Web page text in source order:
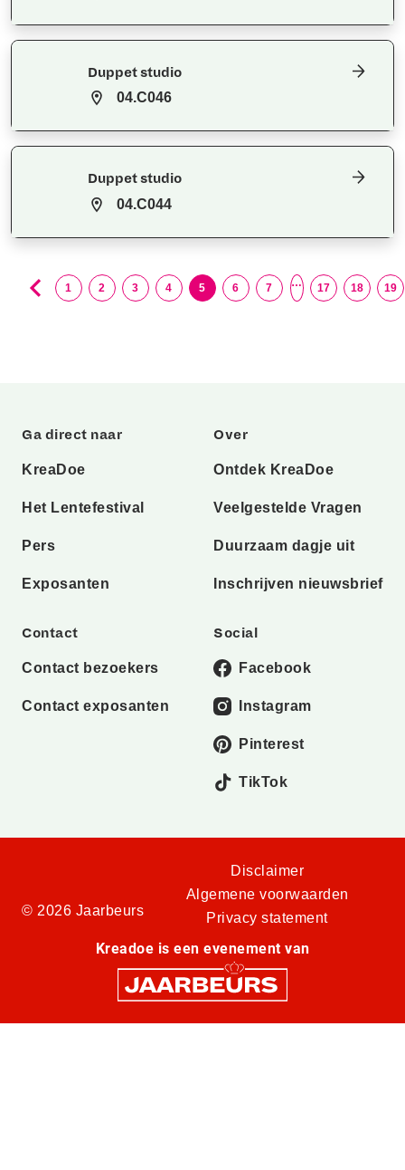
Duppet studio
04.C046
Duppet studio
04.C044
1 2 3 4 5 6 7 … 17 18 19
Ga direct naar
KreaDoe
Het Lentefestival
Pers
Exposanten
Over
Ontdek KreaDoe
Veelgestelde Vragen
Duurzaam dagje uit
Inschrijven nieuwsbrief
Contact
Contact bezoekers
Contact exposanten
Social
Facebook
Instagram
Pinterest
TikTok
© 2026 Jaarbeurs
Disclaimer
Algemene voorwaarden
Privacy statement
Kreadoe is een evenement van